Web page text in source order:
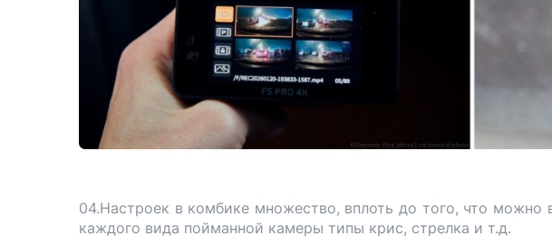
04.Настроек в комбике множество, вплоть до того, что можно
каждого вида пойманной камеры типы крис, стрелка и т.д.